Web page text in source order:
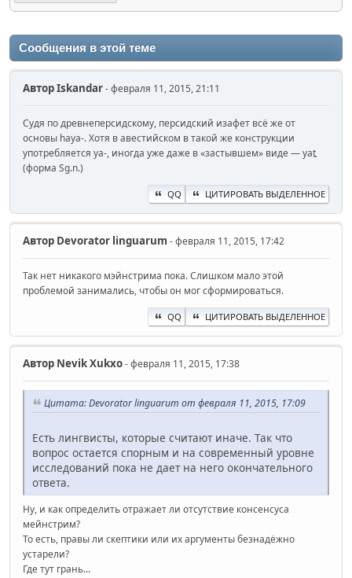
Сообщения в этой теме
АвторIskandar- февраля 11, 2015, 21:11
Судя по древнеперсидскому, персидский изафет всё же от
основы haya-. Хотя в авестийском в такой же конструкции
употребляется ya-, иногда уже даже в «застывшем» виде — yat̰
(форма Sg.n.)
QQ ЦИТИРОВАТЬ ВЫДЕЛЕННОЕ
Автор Devorator linguarum - февраля 11, 2015, 17:42
Так нет никакого мэйнстрима пока. Слишком мало этой
проблемой занимались, чтобы он мог сформироваться.
QQ ЦИТИРОВАТЬ ВЫДЕЛЕННОЕ
Автор Nevik Xukxo- февраля 11, 2015, 17:38
Цитата: Devorator linguarum от февраля 11, 2015, 17:09
Есть лингвисты, которые считают иначе. Так что
вопрос остается спорным и на современный уровне
исследований пока не дает на него окончательного
ответа.
Ну, и как определить отражает ли отсутствие консенсуса
мейнстрим?
То есть, правы ли скептики или их аргументы безнадёжно
устарели?
Где тут грань...